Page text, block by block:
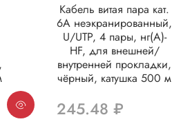
Кабель витая пара кат.
6A неэкранированный,
U/UTP, 4 пары, нг(А)-
HF, для внешней/
внутренней прокладки,
чёрный, катушка 500 м
245.48 ₽